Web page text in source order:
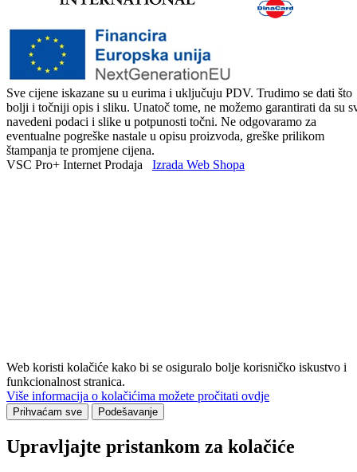
Sve cijene iskazane su u eurima i uključuju PDV. Trudimo se dati što
bolji i točniji opis i sliku. Unatoč tome, ne možemo garantirati da su
navedeni podaci i slike u potpunosti točni. Ne odgovaramo za
eventualne pogreške nastale u opisu proizvoda, greške prilikom
štampanja te promjene cijena.
VSC Pro+ Internet Prodaja Izrada Web Shopa
Web koristi kolačiće kako bi se osiguralo bolje korisničko iskustvo i
funkcionalnost stranica.
Više informacija o kolačićima možete pročitati ovdje
Prihvaćam sve Podešavanje
Upravljajte pristankom za kolačiće